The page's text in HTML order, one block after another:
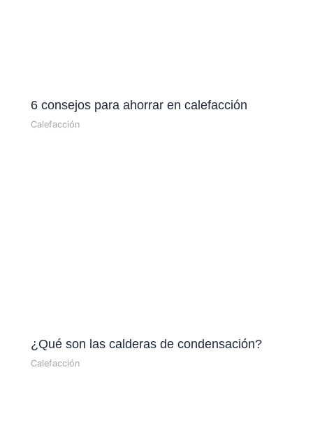
6 consejos para ahorrar en calefacción
Calefacción
¿Qué son las calderas de condensación?
Calefacción